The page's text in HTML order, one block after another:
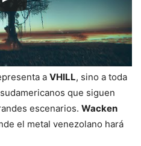
a VHILL, sino a toda
que siguen
escenarios. Wacken
el metal venezolano hará